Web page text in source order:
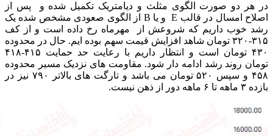
در هر دو صورت الگوی مثلث و دیامتریک تکمیل شده و پس از
اصلاح امسال در قالب E و یا B از الگوی صعودی مشخص شده یک
رشد خوب داریم که شروعش از مهرماه رخ داده است و از کف
۳۱۵-۳۲۰ تومان شاهد افزایش قیمت سهم بوده ایم. حال در محدوده
۴۳۰ تومان است و انتظار داریم با رعایت حد حمایت ۴۱۵-۴۱۸
تومان روند رشد ادامه دار شود. مقاومت های نزدیک مسیر محدوده
۴۵۸ و سپس ۵۲۰ تومان می باشد و تارگت های بالاتر ۷۹۰ نیز در
بازده ۳ ماهه تا ۶ ماهه دور از ذهن نیست.